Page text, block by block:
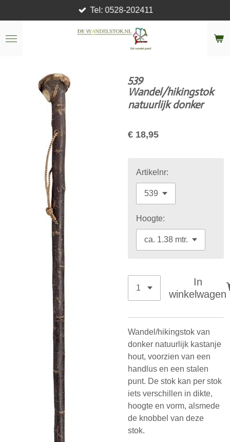
direct
naar
Tel: 0528-202411
539
Wandel/hikingstok
natuurlijk donker
€ 18,95
Artikelnr:
Hoogte:
In
winkelwagen
Wandel/hikingstok van
donker natuurlijk kastanje
hout, voorzien van een
handlus en een stalen
punt. De stok kan per stok
iets verschillen in dikte,
hoogte en vorm, alsmede
de knobbel van deze
stok.